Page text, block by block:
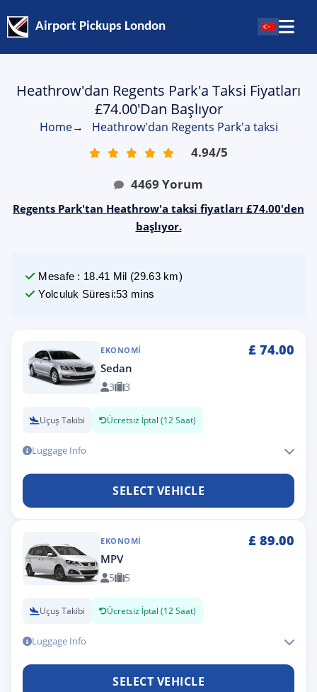
Airport Pickups London
Heathrow'dan Regents Park'a Taksi Fiyatları
£74.00'dan Başlıyor
Home→ Heathrow'dan Regents Park'a taksi
4.94/5
4469 Yorum
Regents Park'tan Heathrow'a taksi fiyatları £74.00'den
başlıyor.
Mesafe : 18.41 Mil (29.63km)
Yolculuk Süresi:53 mins
EKONOMI £ 74.00
Sedan
3 3
Uçuş Takibi Ücretsiz İptal (12 Saat)
Luggage Info
SELECT VEHICLE
EKONOMI £ 89.00
MPV
5 5
Uçuş Takibi Ücretsiz İptal (12 Saat)
Luggage Info
SELECT VEHICLE